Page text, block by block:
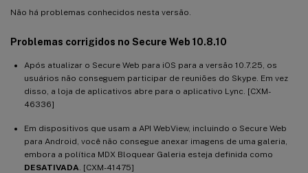
Não há problemas conhecidos nesta versão.
Problemas corrigidos no Secure Web 10.8.10
Após atualizar o Secure Web para iOS para a versão 10.7.25, os
usuários não conseguem participar de reuniões do Skype. Em vez
disso, a loja de aplicativos abre para o aplicativo Lync. [CXM-
46336]
Em dispositivos que usam a API WebView, incluindo o Secure Web
para Android, você não consegue anexar imagens de uma galeria,
embora a política MDX Bloquear Galeria esteja definida como
DESATIVADA . [CXM-41475]